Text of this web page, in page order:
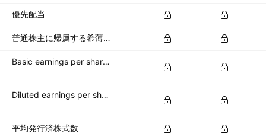
優先配当
普通株主に帰属する希薄化純利益
Basic earnings per share (basic EPS)
Diluted earnings per share (diluted EPS)
平均発行済株式数